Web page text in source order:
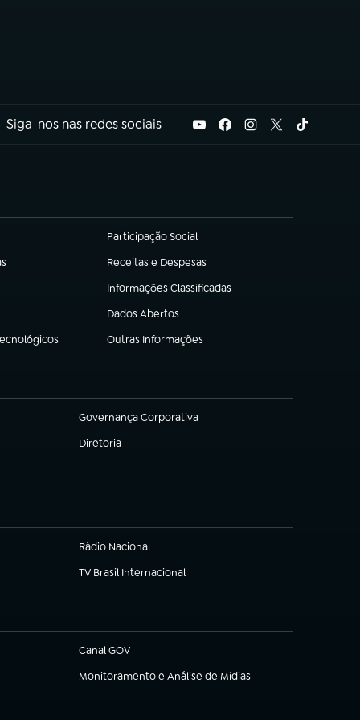
Siga-nos nas redes sociais
Participação Social
(abre em nova aba)
Receitas e Despesas
(abre em nova aba)
Informações Classificadas
(abre em nova aba)
Dados Abertos
(abre em nova aba)
Outras Informações
(abre em nova aba)
Governança Corporativa
(abre em nova aba)
Diretoria
(abre em nova aba)
Rádio Nacional
TV Brasil Internacional
(abre em nova aba)
Canal GOV
(abre em nova aba)
Monitoramento e Análise de Mídias
(abre em nova aba)